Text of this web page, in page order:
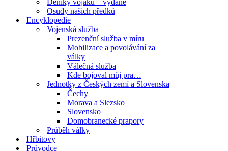
Deníky vojáků – vydané
Osudy našich předků
Encyklopedie
Vojenská služba
Prezenční služba v míru
Mobilizace a povolávání za
války
Válečná služba
Kde bojoval můj pra…
Jednotky z Českých zemí a Slovenska
Čechy
Morava a Slezsko
Slovensko
Domobranecké prapory
Průběh války
Hřbitovy
Průvodce